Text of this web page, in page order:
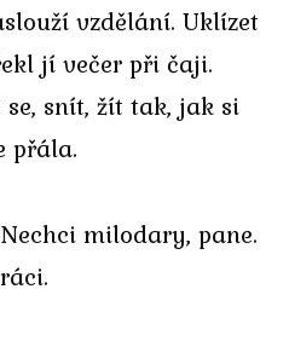
vzdělání. Uklízet
jí večer při čaji.
snít, žít tak, jak si
přála.
milodary, pane.